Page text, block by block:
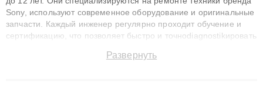
Sony, используют современное оборудование и оригинальные
запчасти. Каждый инженер регулярно проходит обучение и
сертификацию, что позволяет быстро и точноdiagnostikировать
до 3 лет. Наши мастера решают сложные случаи: от замены
Развернуть